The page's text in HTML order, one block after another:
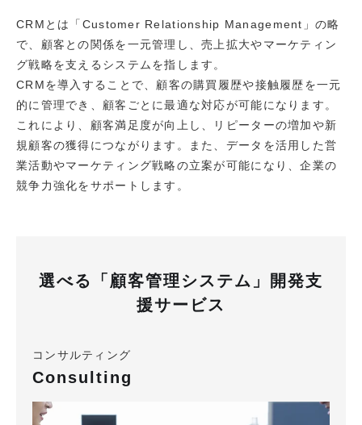
CRMとは「Customer Relationship Management」の略
で、顧客との関係を一元管理し、売上拡大やマーケティン
グ戦略を支えるシステムを指します。
CRMを導入することで、顧客の購買履歴や接触履歴を一元
的に管理でき、顧客ごとに最適な対応が可能になります。
これにより、顧客満足度が向上し、リピーターの増加や新
規顧客の獲得につながります。また、データを活用した営
業活動やマーケティング戦略の立案が可能になり、企業の
競争力強化をサポートします。
選べる「顧客管理システム」開発支
援サービス
コンサルティング
Consulting